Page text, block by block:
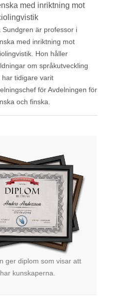
med inriktning mot
Sundgren är professor i
med inriktning mot
Hon håller
om språkutveckling
har tidigare varit
för Avdelningen för
och finska.
ger diplom som visar att
kunskaperna.